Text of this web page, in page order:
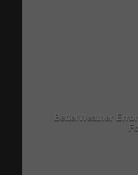
BetterWeather